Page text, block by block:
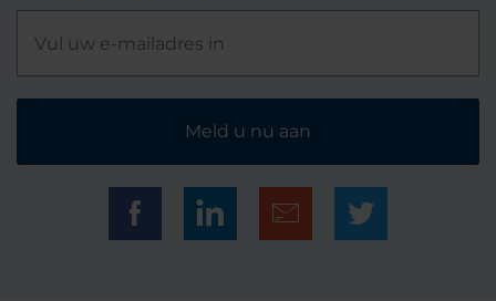
Meld u nu aan